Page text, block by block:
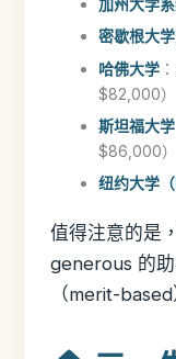
密歇根大
哈佛大学
$82,000）
斯坦福大学
$86,000）
纽约大学（
值得注意的是
generous 的
（merit-